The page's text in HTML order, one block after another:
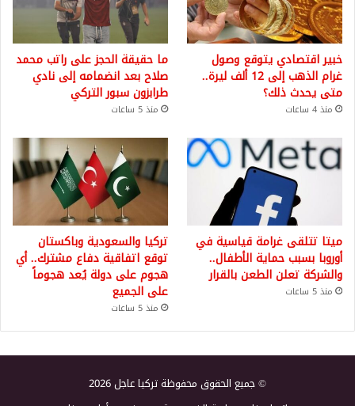
خبير اقتصادي يتوقع وصول
غرام الذهب إلى 12 ألف ليرة..
متى يحدث ذلك؟
منذ 4 ساعات
ما حقيقة الحجز على راتب محمد
صلاح بعد انضمامه إلى نادي
طرابزون سبور التركي
منذ 5 ساعات
ميتا تتلقى غرامة قياسية في
أوروبا بسبب حماية الأطفال..
والشركة تعلن الطعن بالقرار
منذ 5 ساعات
تركيا والسعودية وباكستان
توقع اتفاقية دفاع مشترك.. أي
هجوم على دولة يُعد هجوماً
على الجميع
منذ 5 ساعات
© جميع الحقوق محفوظة تركيا عاجل 2026